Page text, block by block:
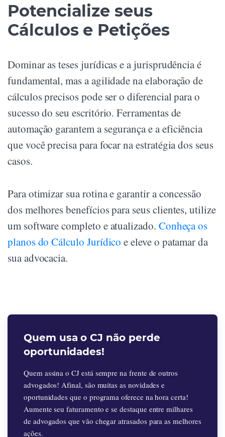
Potencialize seus
Cálculos e Petições
Dominar as teses jurídicas e a jurisprudência é
fundamental, mas a agilidade na elaboração de
cálculos precisos pode ser o diferencial para o
sucesso do seu escritório. Ferramentas de
automação garantem a segurança e a eficiência
que você precisa para focar na estratégia dos seus
casos.
Para otimizar sua rotina e garantir a concessão
dos melhores benefícios para seus clientes, utilize
um software completo e atualizado. Conheça os
planos do Cálculo Jurídico e eleve o patamar da
sua advocacia.
Quem usa o CJ não perde
oportunidades!
Quem assina o CJ está sempre na frente de outros
advogados! Afinal, são muitas as novidades e
oportunidades que o programa oferece na hora certa!
Aumente seu faturamento e se destaque entre milhares
de advogados que vão chegar atrasados para as melhores
ações.